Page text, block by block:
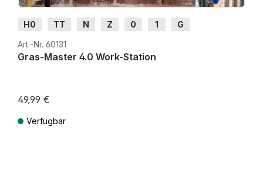
H0 TT N Z 0 1
G
Art.-Nr. 60131
Gras-Master 4.0 Work-Station
49,99 €
Verfügbar